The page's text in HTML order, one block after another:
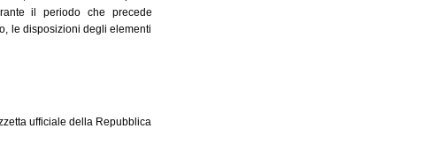
il periodo che precede
le disposizioni degli elementi
ufficiale della Repubblica